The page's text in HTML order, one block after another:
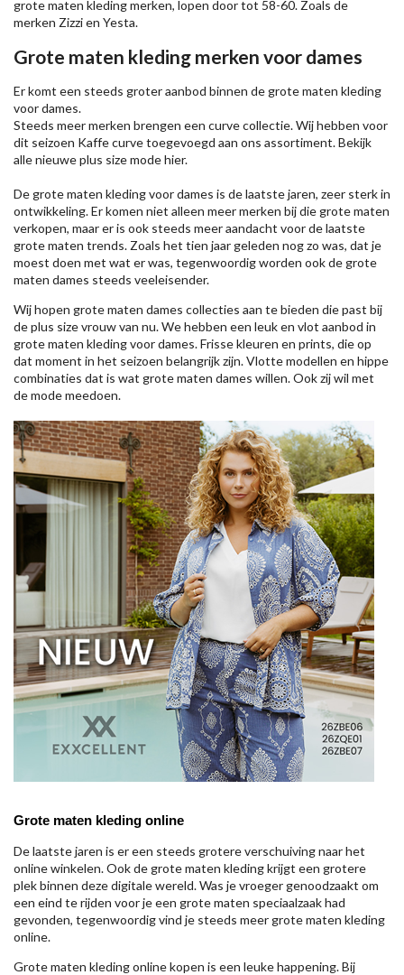
grote maten kleding merken, lopen door tot 58-60. Zoals de
merken Zizzien Yesta.
Grote maten kleding merken voor dames
Er komt een steeds groter aanbod binnen de grote maten kleding
voor dames.
Steeds meer merken brengen een curve collectie. Wij hebben voor
dit seizoen Kaffecurve toegevoegd aan ons assortiment. Bekijk
alle nieuweplus size modehier.
De grote maten kleding voor dames is de laatste jaren, zeer sterk in
ontwikkeling. Er komen niet alleen meer merken bij die grote maten
verkopen, maar er is ook steeds meer aandacht voor de laatste
grote maten trends. Zoals het tien jaar geleden nog zo was, dat je
moest doen met wat er was, tegenwoordig worden ook de grote
maten dames steeds veeleisender.
Wij hopen grote maten dames collecties aan te bieden die past bij
de plus size vrouw van nu. We hebben een leuk en vlot aanbod in
grote maten kleding voor dames. Frisse kleuren en prints, die op
dat moment in het seizoen belangrijk zijn. Vlotte modellen en hippe
combinaties dat is wat grote maten dames willen. Ook zij wil met
de mode meedoen.
Grote maten kleding online
De laatste jaren is er een steeds grotere verschuiving naar het
online winkelen. Ook de grote maten kleding krijgt een grotere
plek binnen deze digitale wereld. Was je vroeger genoodzaakt om
een eind te rijden voor je een grote maten speciaalzaak had
gevonden, tegenwoordig vind je steeds meer grote maten kleding
online.
Grote maten kleding online kopen is een leuke happening. Bij